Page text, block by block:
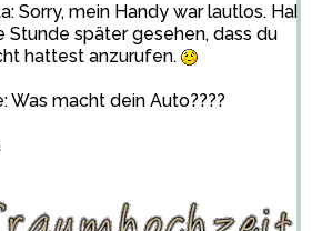
Sorry, mein Handy war lautlos. Hab
Stunde später gesehen, dass du
hattest anzurufen.
Was macht dein Auto????